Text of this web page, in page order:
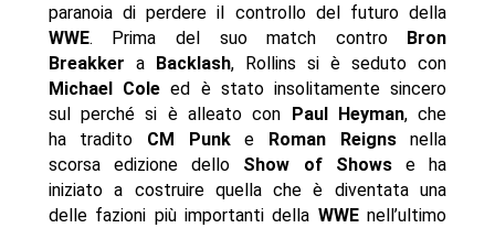
paranoia di perdere il controllo del futuro della
WWE. Prima del suo match contro
Bron
Breakker a Backlash, Rollins si è seduto con
Michael Cole ed è stato insolitamente sincero
sul perché si è alleato con
Paul Heyman, che
ha tradito CM Punke Roman Reignsnella
scorsa edizione dello Show of Showse ha
iniziato a costruire quella che è diventata una
delle fazioni più importanti della WWEnell’ultimo